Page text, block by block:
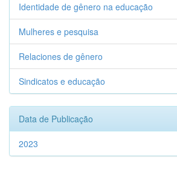
Identidade de gênero na educação
Mulheres e pesquisa
Relaciones de gênero
Sindicatos e educação
Data de Publicação
2023